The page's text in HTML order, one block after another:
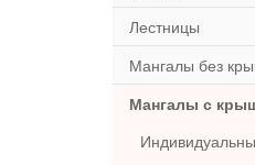
Лестницы
Мангалы без
Мангалы с